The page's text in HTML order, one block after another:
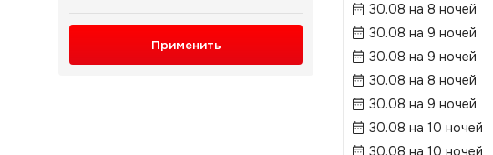
Применить
30.08 на 8 ночей
30.08 на 9 ночей
30.08 на 9 ночей
30.08 на 8 ночей
30.08 на 9 ночей
30.08 на 10 ночей
30.08 на 10 ночей